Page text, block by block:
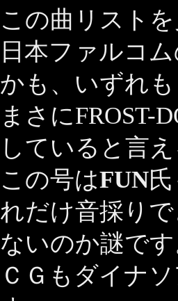
この曲リスト
日本ファルコ
かも、いずれ
まさにFROST-
していると言
この号はFUN
れだけ音採り
ないのか謎で
ＣＧもダイナ